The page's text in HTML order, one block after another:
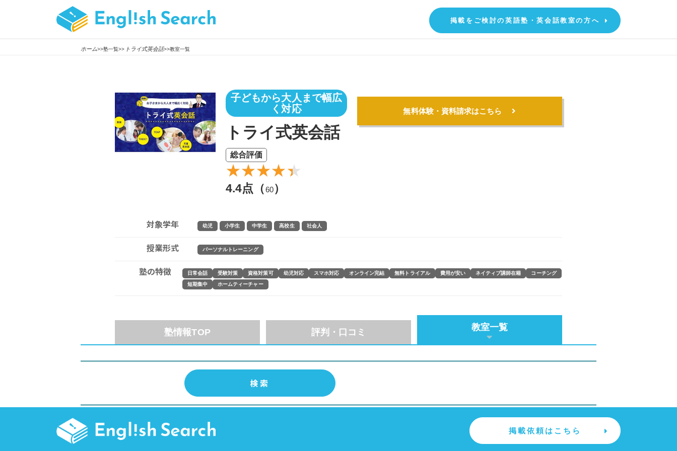
掲載をご検討の英語塾・英会話教室の方へ
ホーム>>塾一覧>> トライ式英会話>>教室一覧
子どもから大人まで幅広
く対応
トライ式英会話
総合評価
4.4点（60）
無料体験・資料請求はこちら
対象学年 幼児 小学生 中学生 高校生 社会人
授業形式 パーソナルトレーニング
塾の特徴 日常会話 受験対策 資格対策可 幼児対応 スマホ対応 オンライン完結 無料トライアル 費用が安い ネイティブ講師在籍
コーチング
短期集中
ホームティーチャー
塾情報TOP 評判・口コミ 教室一覧
掲載依頼はこちら